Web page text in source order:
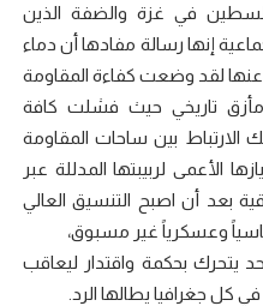
فلسطين في غزة والضفة الذين
إنها رسالة مفادها أن دماء
عنها ​لقد وضعت كفاءة المقاومة
مأزق تاريخي حيث فشلت كافة
بين ساحات المقاومة
الأعمى لربيبتها المدللة عبر
بعد أن اصبح التنسيق العالي
وعسكرياً غير مسبوق،
يتحرك بحكمة واقتدار ليعاقب
كل جغرافيا يطالها الرد.